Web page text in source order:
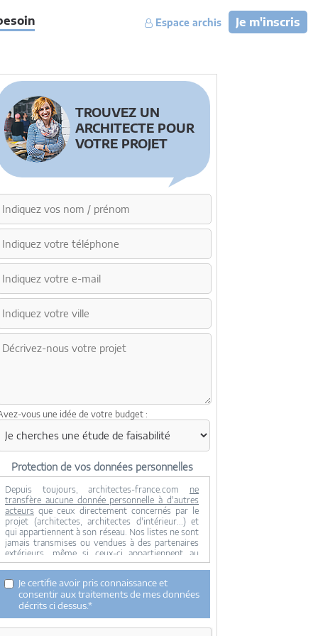
Je m'inscris
Espace archis
TROUVEZ UN
ARCHITECTE POUR
VOTRE PROJET
vous une idée de votre budget :
Protection de vos données personnelles
Depuis toujours, architectes-france.com ne
transfère aucune donnée personnelle à d'autres
acteurs que ceux directement concernés par le
projet (architectes, architectes d'intérieur...) et
qui appartiennent à son réseau. Nos listes ne sont
jamais transmises ou vendues à des partenaires
extérieurs, même si ceux-ci appartiennent au
domaine de la construction.
effectuée qu'avec votre consentement.
Je consens à ce que mes données personnelles
soient collectées pour permettre à architectes-
france de transférer votre projet aux architectes.
Seul Architectes-france, ses équipes internes et la
Je certifie avoir pris connaissance et
consentir aux traitements de mes données
décrits ci dessus.*